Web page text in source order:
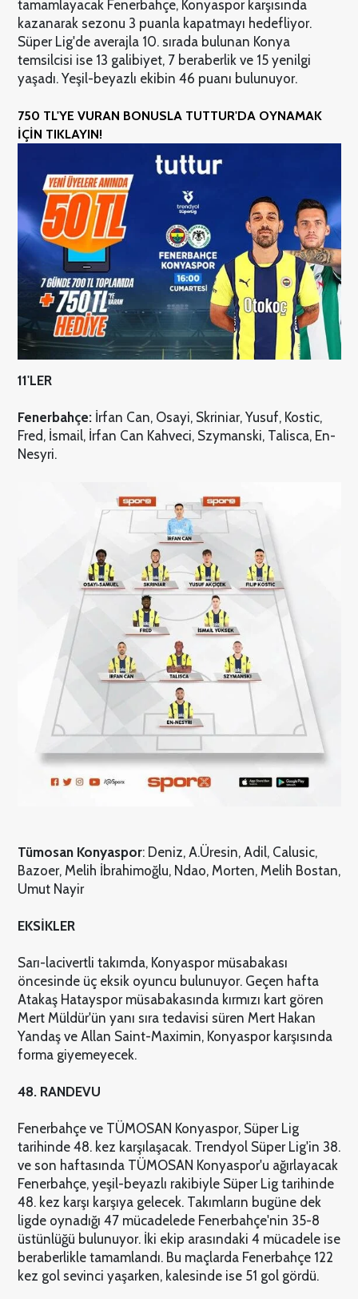
tamamlayacak Fenerbahçe, Konyaspor karşısında
kazanarak sezonu 3 puanla kapatmayı hedefliyor.
Süper Lig'de averajla 10. sırada bulunan Konya
temsilcisi ise 13 galibiyet, 7 beraberlik ve 15 yenilgi
yaşadı. Yeşil-beyazlı ekibin 46 puanı bulunuyor.
750 TL'YE VURAN BONUSLA TUTTUR'DA OYNAMAK
İÇİN TIKLAYIN!
11'LER
Fenerbahçe:İrfan Can, Osayi, Skriniar, Yusuf, Kostic,
Fred, İsmail, İrfan Can Kahveci, Szymanski, Talisca, En-
Nesyri.
Tümosan Konyaspor: Deniz, A.Üresin, Adil, Calusic,
Bazoer, Melih İbrahimoğlu, Ndao, Morten, Melih Bostan,
Umut Nayir
EKSİKLER
Sarı-lacivertli takımda, Konyaspor müsabakası
öncesinde üç eksik oyuncu bulunuyor. Geçen hafta
Atakaş Hatayspor müsabakasında kırmızı kart gören
Mert Müldür'ün yanı sıra tedavisi süren Mert Hakan
Yandaş ve Allan Saint-Maximin, Konyaspor karşısında
forma giyemeyecek.
48. RANDEVU
Fenerbahçe ve TÜMOSAN Konyaspor, Süper Lig
tarihinde 48. kez karşılaşacak. Trendyol Süper Lig'in 38.
ve son haftasında TÜMOSAN Konyaspor'u ağırlayacak
Fenerbahçe, yeşil-beyazlı rakibiyle Süper Lig tarihinde
48. kez karşı karşıya gelecek. Takımların bugüne dek
ligde oynadığı 47 mücadelede Fenerbahçe'nin 35-8
üstünlüğü bulunuyor. İki ekip arasındaki 4 mücadele ise
beraberlikle tamamlandı. Bu maçlarda Fenerbahçe 122
kez gol sevinci yaşarken, kalesinde ise 51 gol gördü.